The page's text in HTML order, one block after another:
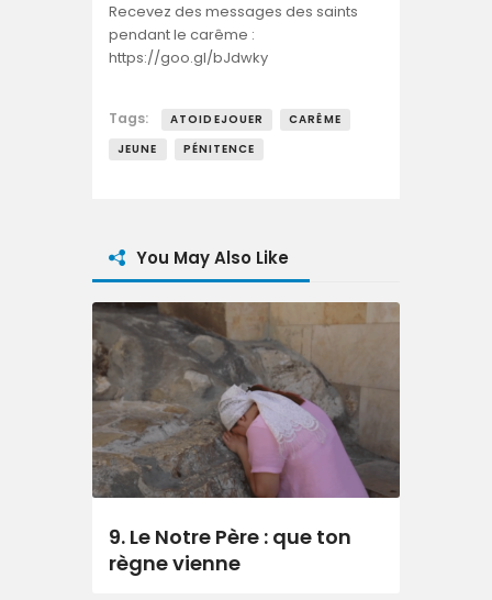
Recevez des messages des saints
pendant le carême :
https://goo.gl/bJdwky
Tags: ATOIDEJOUER
CARÊME
JEUNE
PÉNITENCE
You May Also Like
9. Le Notre Père : que ton
règne vienne